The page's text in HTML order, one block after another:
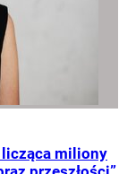
licząca miliony